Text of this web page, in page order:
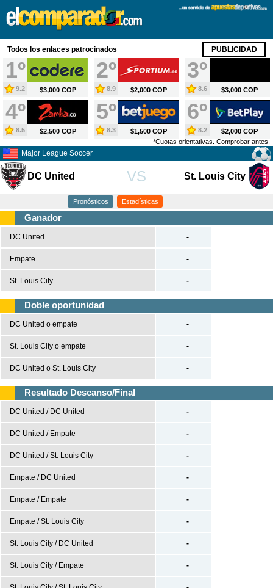
Todos los enlaces patrocinados PUBLICIDAD
1º
9.2 $3,000 COP
2º
8.9 $2,000 COP
3º
8.6 $3,000 COP
4º
8.5 $2,500 COP
5º
8.3 $1,500 COP
6º
8.2
$2,000 COP
*Cuotas orientativas. Comprobar antes.
Major League Soccer
DC United VS St. Louis City
Pronósticos Estadísticas
Ganador
DC United
Empate
St. Louis City
-
-
-
Doble oportunidad
DC United o empate
St. Louis City o empate
DC United o St. Louis City
-
-
-
Resultado Descanso/Final
DC United / DC United
DC United / Empate
DC United / St. Louis City
Empate / DC United
Empate / Empate
Empate / St. Louis City
St. Louis City / DC United
St. Louis City / Empate
-
-
-
-
-
-
-
-
X
Fútbol
España
Primera División
Segunda División
Segunda B
Tercera División
Copa del Rey
Europa
Premier League
Bundesliga
Ligue 1
Europa League
UEFA Nations League
UEFA Nations League A
UEFA Nations League B
UEFA Nations League D
Baloncesto
España
ACB
LEB
Estados Unidos
NBA
Europa
Euroliga
Eurocup
Tenis
Béisbol